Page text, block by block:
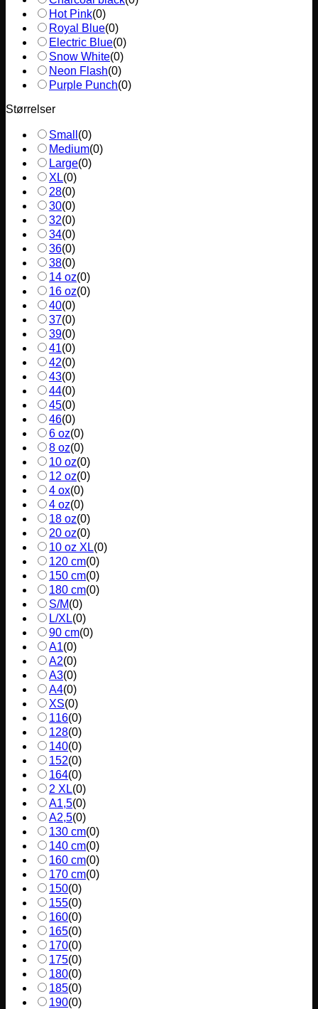
Hot Pink(0)
Royal Blue(0)
Electric Blue(0)
Snow White(0)
Neon Flash(0)
Purple Punch(0)
Størrelser
Small (0)
Medium(0)
Large(0)
XL(0)
28(0)
30(0)
32(0)
34(0)
36(0)
38(0)
14 oz(0)
16 oz(0)
40(0)
37(0)
39(0)
41(0)
42(0)
43(0)
44(0)
45(0)
46(0)
6 oz(0)
8 oz(0)
10 oz(0)
12 oz(0)
4 ox(0)
4 oz(0)
18 oz(0)
20 oz(0)
10 oz XL(0)
120 cm(0)
150 cm(0)
180 cm(0)
S/M(0)
L/XL(0)
90 cm(0)
A1(0)
A2(0)
A3(0)
A4(0)
XS(0)
116(0)
128(0)
140(0)
152(0)
164(0)
2 XL(0)
A1,5(0)
A2,5(0)
130 cm(0)
140 cm(0)
160 cm(0)
170 cm(0)
150(0)
155(0)
160(0)
165(0)
170(0)
175(0)
180(0)
185(0)
190(0)